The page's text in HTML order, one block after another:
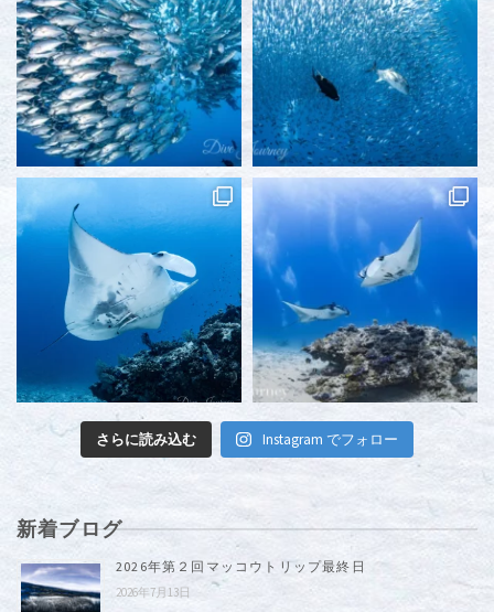
さらに読み込む Instagram でフォロー
新着ブログ
2026年第２回マッコウトリップ最終日
2026年7月13日